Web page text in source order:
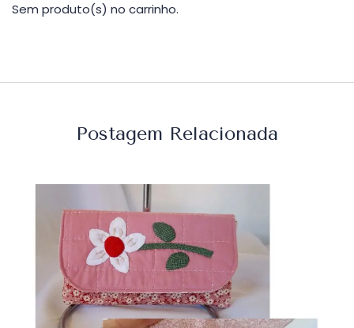
Sem produto(s) no carrinho.
Postagem Relacionada